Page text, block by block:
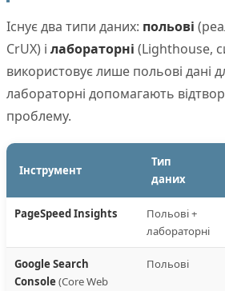
Існує два типи даних: польові
CrUX) і лабораторні (Lighthouse,
використовує лише польові дані
лабораторні допомагають
проблему.
Інструмент
Тип
даних
PageSpeed Insights
Польові +
лабораторні
Google Search
Console(Core Web
Польові